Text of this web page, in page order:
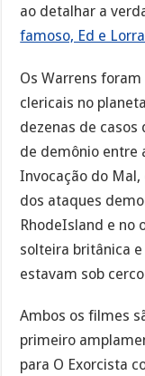
ao detalhar a
famoso, Ed e
Os Warrens
clericais no
dezenas de casos
de demônio entre
Invocação do
dos ataques
RhodeIsland e no
solteira britânica
estavam sob
Ambos os filmes
primeiro
para O Exorcista